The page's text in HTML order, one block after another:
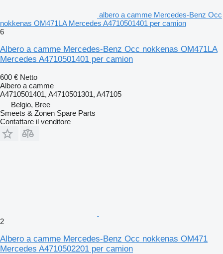
albero a camme Mercedes-Benz Occ
nokkenas OM471LA Mercedes A4710501401 per camion
6
Albero a camme Mercedes-Benz Occ nokkenas OM471LA
Mercedes A4710501401 per camion
600 € Netto
Albero a camme
A4710501401, A4710501301, A47105
Belgio, Bree
Smeets & Zonen Spare Parts
Contattare il venditore
2
Albero a camme Mercedes-Benz Occ nokkenas OM471
Mercedes A4710502201 per camion